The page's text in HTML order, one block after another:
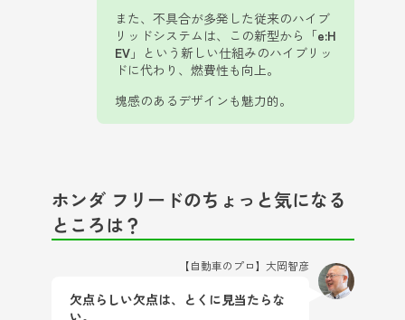
また、不具合が多発した従来のハイブ
リッドシステムは、この新型から「e:H
EV」という新しい仕組みのハイブリッ
ドに代わり、燃費性も向上。
塊感のあるデザインも魅力的。
ホンダ フリードのちょっと気になる
ところは？
【自動車のプロ】大岡智彦
欠点らしい欠点は、とくに見当たらな